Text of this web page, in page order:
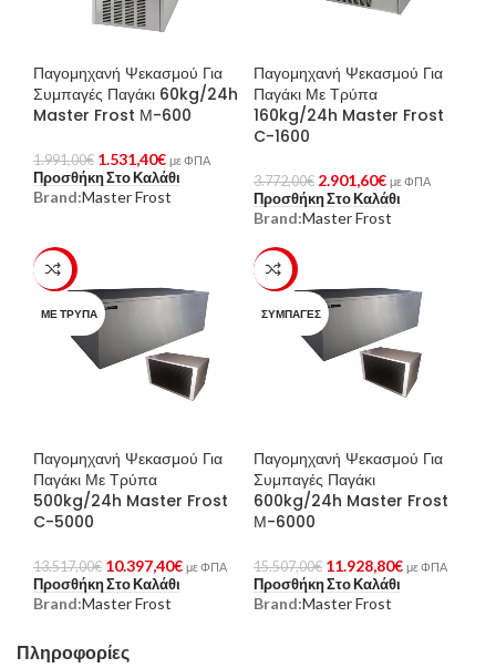
Παγομηχανή Ψεκασμού Για
Συμπαγές Παγάκι 60kg/24h
Master Frost Μ-600
1.991,00€ 1.531,40€ με ΦΠΑ
Προσθήκη Στο Καλάθι
Brand:Master Frost
Παγομηχανή Ψεκασμού Για
Παγάκι Με Τρύπα
160kg/24h Master Frost
C-1600
3.772,00€ 2.901,60€ με ΦΠΑ
Προσθήκη Στο Καλάθι
Brand:Master Frost
-23%
ΜΕ ΤΡΎΠΑ
Παγομηχανή Ψεκασμού Για
Παγάκι Με Τρύπα
500kg/24h Master Frost
C-5000
13.517,00€ 10.397,40€ με ΦΠΑ
Προσθήκη Στο Καλάθι
Brand:Master Frost
-23%
ΣΥΜΠΑΓΈΣ
Παγομηχανή Ψεκασμού Για
Συμπαγές Παγάκι
600kg/24h Master Frost
Μ-6000
15.507,00€ 11.928,80€ με ΦΠΑ
Προσθήκη Στο Καλάθι
Brand:Master Frost
Πληροφορίες